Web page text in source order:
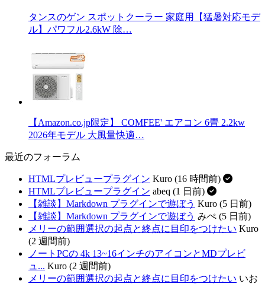
タンスのゲン スポットクーラー 家庭用【猛暑対応モデ
ル】パワフル2.6kW 除…
【Amazon.co.jp限定】 COMFEE' エアコン 6畳 2.2kw
2026年モデル 大風量快適…
最近のフォーラム
HTMLプレビュープラグイン Kuro (16 時間前)
HTMLプレビュープラグイン abeq (1 日前)
【雑談】Markdown プラグインで遊ぼう Kuro (5 日前)
【雑談】Markdown プラグインで遊ぼう みぺ (5 日前)
メリーの範囲選択の起点と終点に目印をつけたい Kuro
(2 週間前)
ノートPCの 4k 13~16インチのアイコンとMDプレビ
ュ... Kuro (2 週間前)
メリーの範囲選択の起点と終点に目印をつけたい いお